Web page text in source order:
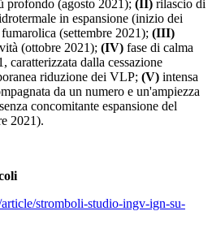
profondo (agosto 2021); (II) rilascio di
in espansione (inizio dei
(settembre 2021); (III)
(ottobre 2021); (IV) fase di calma
caratterizzata dalla cessazione
riduzione dei VLP; (V) intensa
da un numero e un'ampiezza
concomitante espansione del
2021).
stromboli-studio-ingv-ign-su-